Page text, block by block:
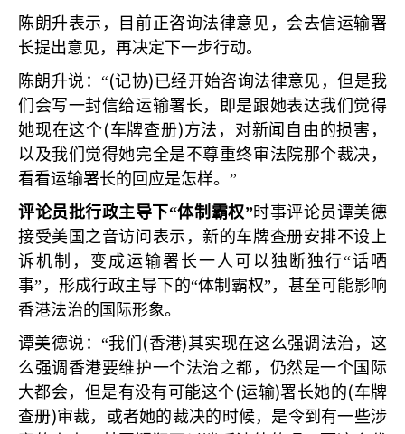
陈朗升表示，目前正咨询法律意见，会去信运输署
长提出意见，再决定下一步行动。
陈朗升说：“(记协) 已经开始咨询法律意见，但是我
们会写一封信给运输署长，即是跟她表达我们觉得
她现在这个(车牌查册)方法，对新闻自由的损害，
以及我们觉得她完全是不尊重终审法院那个裁决，
看看运输署长的回应是怎样。”
评论员批行政主导下“体制霸权”时事评论员谭美德
接受美国之音访问表示，新的车牌查册安排不设上
诉机制，变成运输署长一人可以独断独行“话哂
事”，形成行政主导下的“体制霸权”，甚至可能影响
香港法治的国际形象。
谭美德说：“我们 (香港)其实现在这么强调法治，这
么强调香港要维护一个法治之都，仍然是一个国际
大都会，但是有没有可能这个(运输)署长她的(车牌
查册)审裁，或者她的裁决的时候，是令到有一些涉